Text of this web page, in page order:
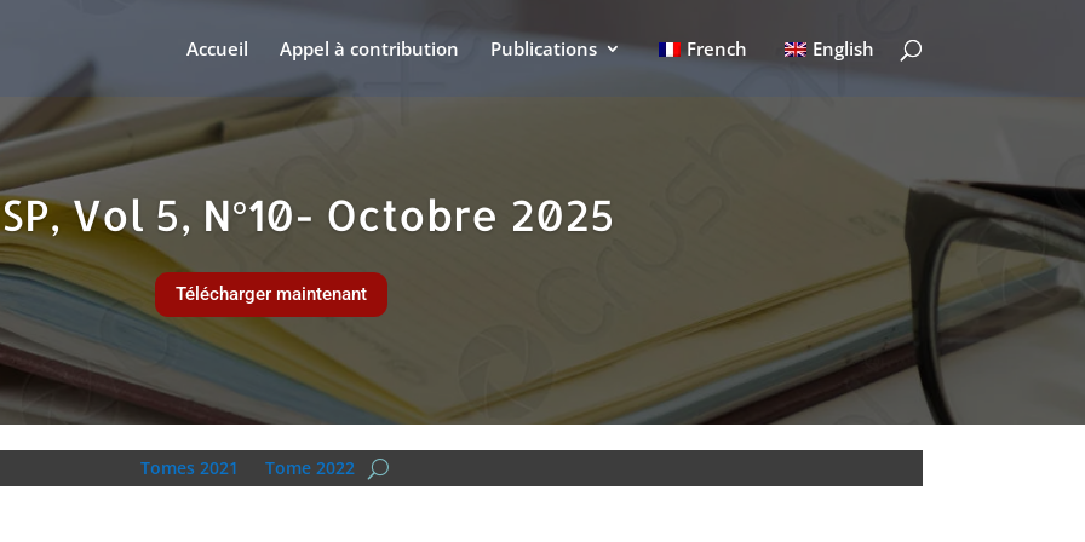
Accueil Appel à contribution Publications French English
Vol 5, N°10- Octobre 2025
Télécharger maintenant
Tomes 2021 Tome 2022